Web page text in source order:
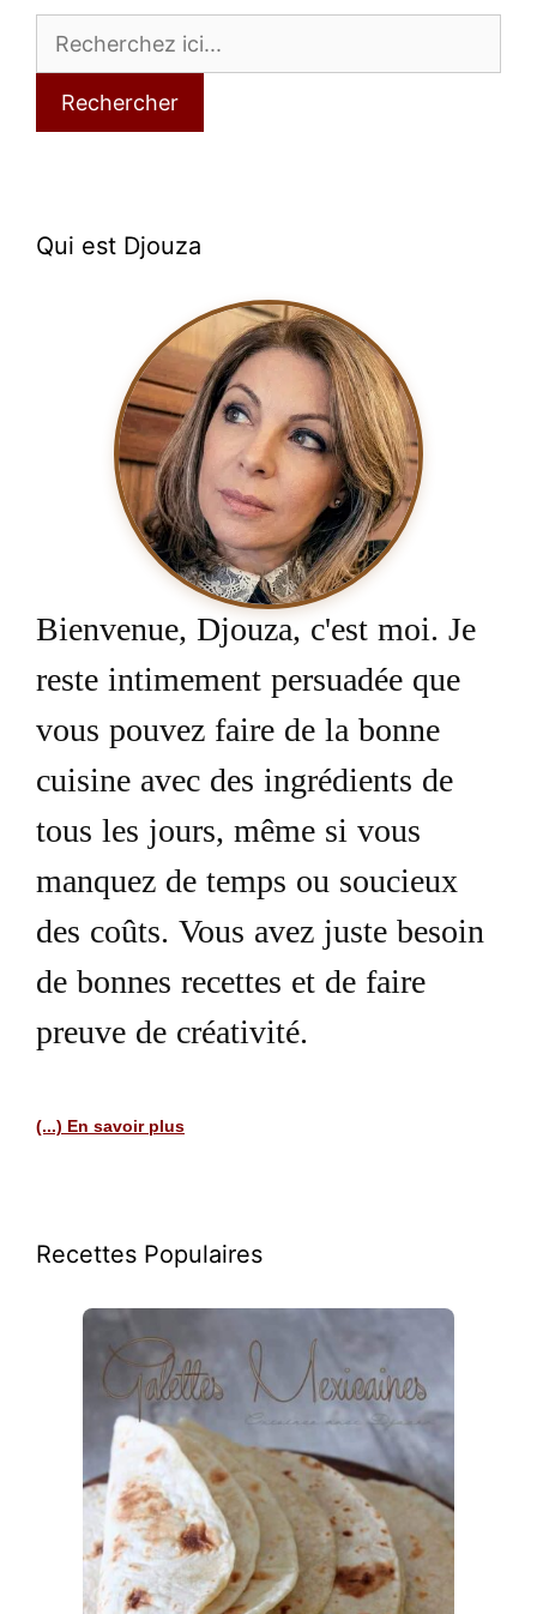
Rechercher
Qui est Djouza
Bienvenue, Djouza, c'est moi. Je
reste intimement persuadée que
vous pouvez faire de la bonne
cuisine avec des ingrédients de
tous les jours, même si vous
manquez de temps ou soucieux
des coûts. Vous avez juste besoin
de bonnes recettes et de faire
preuve de créativité.
(...) En savoir plus
Recettes Populaires